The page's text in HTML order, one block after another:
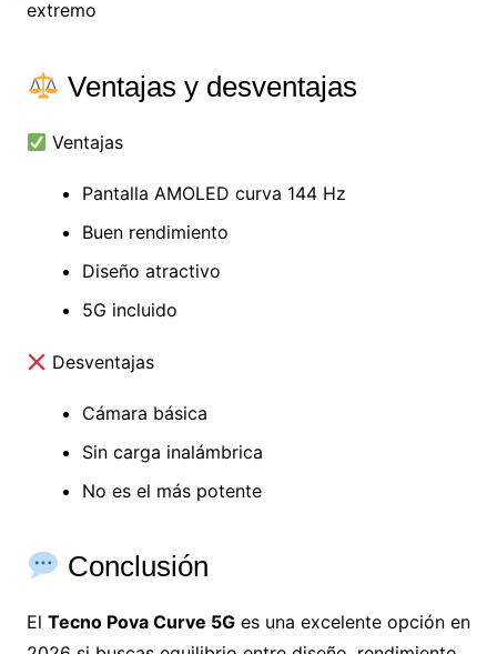
extremo
Ventajas y desventajas
Ventajas
Pantalla AMOLED curva 144 Hz
Buen rendimiento
Diseño atractivo
5G incluido
Desventajas
Cámara básica
Sin carga inalámbrica
No es el más potente
Conclusión
El Tecno Pova Curve 5Ges una excelente opción en